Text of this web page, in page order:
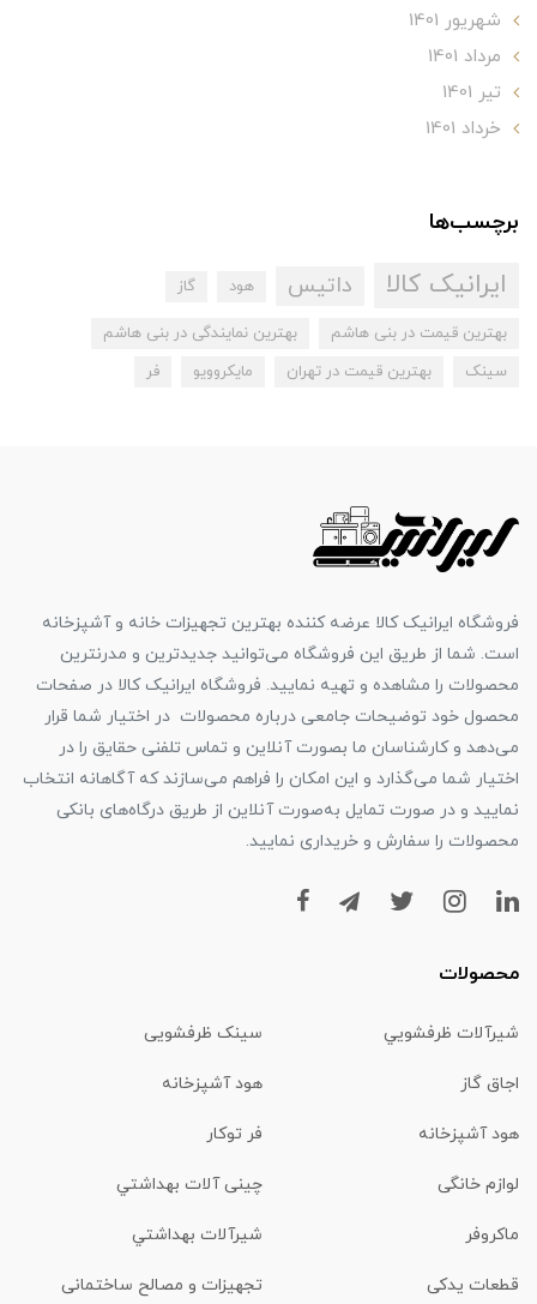
شهریور 1401
مرداد 1401
تير 1401
خرداد 1401
برچسب‌ها
ایرانیک کالا داتیس هود گاز
بهترین قیمت در بنی هاشم
بهترین نمایندگی در بنی هاشم
سینک
بهترین قیمت در تهران مایکروویو فر
فروشگاه ایرانیک کالا عرضه کننده بهترین تجهیزات خانه و آشپزخانه
است. شما از طریق این فروشگاه می‌توانید جدیدترین و مدرنترین
محصولات را مشاهده و تهیه نمایید. فروشگاه ایرانیک کالا در صفحات
محصول خود توضیحات جامعی درباره محصولات در اختیار شما قرار
می‌دهد و کارشناسان ما بصورت آنلاین و تماس تلفنی حقایق را در
اختیار شما می‌گذارد و این امکان را فراهم می‌سازند که آگاهانه انتخاب
نمایید و در صورت تمایل به‌صورت آنلاین از طریق درگاه‌های بانکی
محصولات را سفارش و خریداری نمایید.
محصولات
شیرآلات ظرفشويي سینک ظرفشویی
اجاق گاز هود آشپزخانه
هود آشپزخانه فر توکار
لوازم خانگی چینی آلات بهداشتي
ماكروفر شیرآلات بهداشتي
قطعات یدکی تجهیزات و مصالح ساختمانی